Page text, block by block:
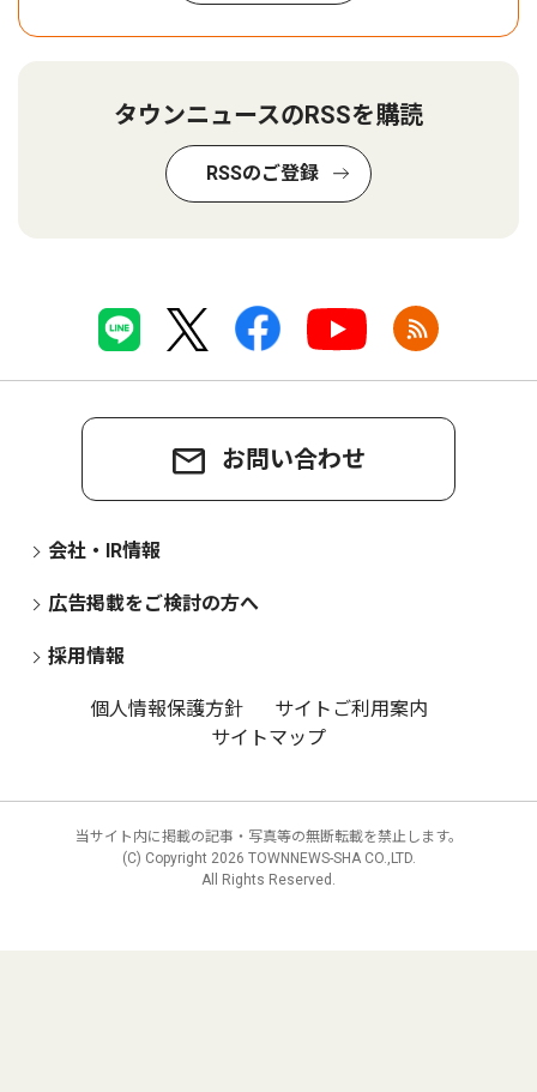
タウンニュースのRSSを購読
RSSのご登録
お問い合わせ
会社・IR情報
広告掲載をご検討の方へ
採用情報
個人情報保護方針
サイトご利用案内
サイトマップ
当サイト内に掲載の記事・写真等の無断転載を禁止します。
(C) Copyright 2026 TOWNNEWS-SHA CO.,LTD.
All Rights Reserved.